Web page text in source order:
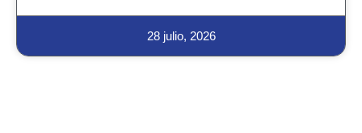
28 julio, 2026